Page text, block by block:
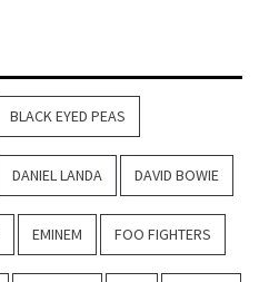
BLACK EYED PEAS
DANIEL LANDA DAVID BOWIE
EMINEM FOO FIGHTERS